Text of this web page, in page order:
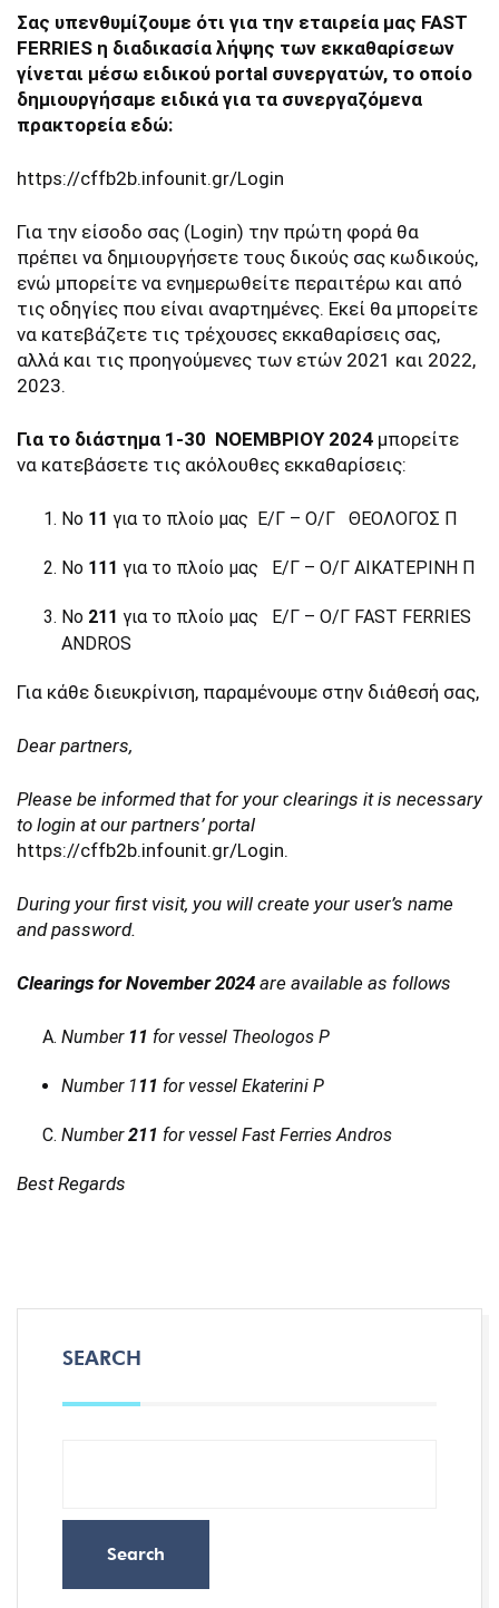
Σας υπενθυμίζουμε ότι για την εταιρεία μας FAST
FERRIES η διαδικασία λήψης των εκκαθαρίσεων
γίνεται μέσω ειδικού portal συνεργατών, το οποίο
δημιουργήσαμε ειδικά για τα συνεργαζόμενα
πρακτορεία εδώ:
https://cffb2b.infounit.gr/Login
Για την είσοδο σας (Login) την πρώτη φορά θα
πρέπει να δημιουργήσετε τους δικούς σας κωδικούς,
ενώ μπορείτε να ενημερωθείτε περαιτέρω και από
τις οδηγίες που είναι αναρτημένες. Εκεί θα μπορείτε
να κατεβάζετε τις τρέχουσες εκκαθαρίσεις σας,
αλλά και τις προηγούμενες των ετών 2021 και 2022,
2023.
Για το διάστημα 1-30 ΝΟΕΜΒΡΙΟΥ 2024 μπορείτε
να κατεβάσετε τις ακόλουθες εκκαθαρίσεις:
Νo 11 για το πλοίο μας Ε/Γ – Ο/Γ ΘΕΟΛΟΓΟΣ Π
No 111 για το πλοίο μας Ε/Γ – Ο/Γ ΑΙΚΑΤΕΡΙΝΗ Π
No 211 για το πλοίο μας Ε/Γ – Ο/Γ FAST FERRIES
ANDROS
Για κάθε διευκρίνιση, παραμένουμε στην διάθεσή σας,
Dear partners,
Please be informed that for your clearings it is necessary
to login at our partners’ portal
https://cffb2b.infounit.gr/Login.
During your first visit, you will create your user’s name
and password.
Clearings forNovember2024 are available as follows
Νumber 11 for vessel Theologos P
Νumber 1 11 for vessel Ekaterini P
Number211 for vessel Fast Ferries Andros
Best Regards
SEARCH
Search